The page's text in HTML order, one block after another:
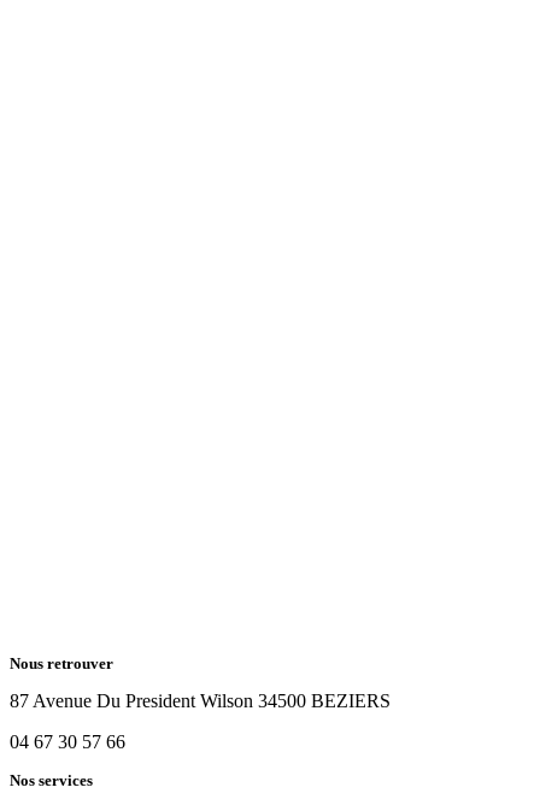
Nous retrouver
87 Avenue Du President Wilson 34500 BEZIERS
04 67 30 57 66
Nos services